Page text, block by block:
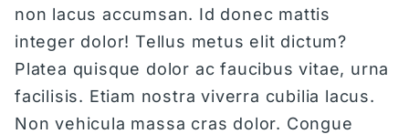
non lacus accumsan. Id donec mattis
integer dolor! Tellus metus elit dictum?
Platea quisque dolor ac faucibus vitae, urna
facilisis. Etiam nostra viverra cubilia lacus.
Non vehicula massa cras dolor. Congue